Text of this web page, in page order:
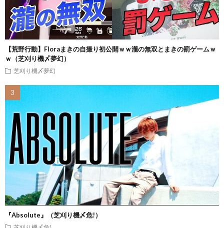
【荒野行動】Floraまきの自撮り初公開ｗｗ瀧の無双とまきの罰ゲームｗ
ｗ（芝刈り機〆夢幻）
芝刈り機〆夢幻
『Absolute』（芝刈り機〆危!）